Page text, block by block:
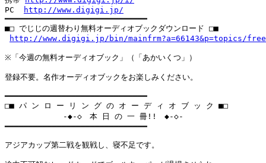
PC
http://www.digigi.jp/
━━━━━━━━━━━━━━━━━━━━━━━━━━━━━━
■□ でじじの週替わり無料オーディオブックダウンロード □■
http://www.digigi.jp/bin/mainfrm?a=66143&p=topics/
※「今週の無料オーディオブック」（「あかいくつ」）
登録不要。名作オーディオブックをお楽しみください。
━━━━━━━━━━━━━━━━━━━━━━━━━━━━━━
□■ パ ン ロ ー リ ン グ の オ ー デ ィ オ ブ ッ ク ■□
-◆-◇　本 日 の 一 冊!!　◆-◇-
━━━━━━━━━━━━━━━━━━━━━━━━━━━━━━
アジアカップ第二戦を観戦し、寝不足です。